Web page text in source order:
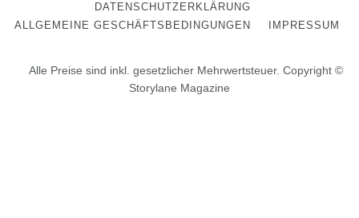
DATENSCHUTZERKLÄRUNG
ALLGEMEINE GESCHÄFTSBEDINGUNGEN
IMPRESSUM
Alle Preise sind inkl. gesetzlicher Mehrwertsteuer. Copyright ©
Storylane Magazine